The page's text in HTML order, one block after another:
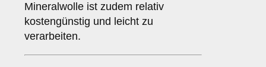
Mineralwolle ist zudem relativ
kostengünstig und leicht zu
verarbeiten.